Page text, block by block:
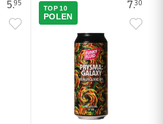
5.95 7.30
TOP 10
POLEN